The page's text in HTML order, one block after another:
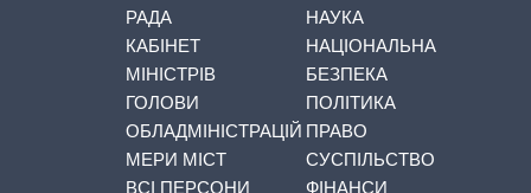
РАДА
КАБІНЕТ
МІНІСТРІВ
ГОЛОВИ
ОБЛАДМІНІСТРАЦІЙ
МЕРИ МІСТ
ВСІ ПЕРСОНИ
НАУКА
НАЦІОНАЛЬНА
БЕЗПЕКА
ПОЛІТИКА
ПРАВО
СУСПІЛЬСТВО
ФІНАНСИ